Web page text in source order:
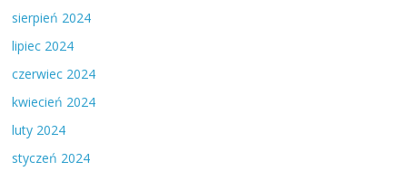
sierpień 2024
lipiec 2024
czerwiec 2024
kwiecień 2024
luty 2024
styczeń 2024